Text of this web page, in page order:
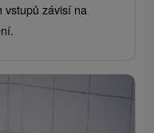
vstupů závisí na